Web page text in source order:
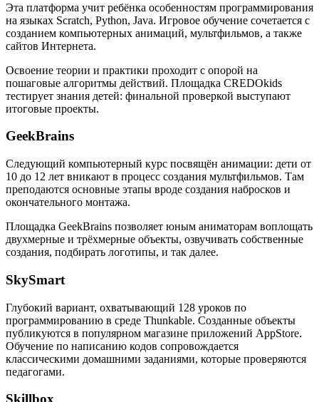
Эта платформа учит ребёнка особенностям программирования
на языках Scratch, Python, Java. Игровое обучение сочетается с
созданием компьютерных анимаций, мультфильмов, а также
сайтов Интернета.
Освоение теории и практики проходит с опорой на
пошаговые алгоритмы действий. Площадка CREDOkids
тестирует знания детей: финальной проверкой выступают
итоговые проекты.
GeekBrains
Следующий компьютерный курс посвящён анимации: дети от
10 до 12 лет вникают в процесс создания мультфильмов. Там
преподаются основные этапы вроде создания набросков и
окончательного монтажа.
Площадка GeekBrains позволяет юным аниматорам воплощать
двухмерные и трёхмерные объекты, озвучивать собственные
создания, подбирать логотипы, и так далее.
SkySmart
Глубокий вариант, охватывающий 128 уроков по
программированию в среде Thunkable. Созданные объекты
публикуются в популярном магазине приложений AppStore.
Обучение по написанию кодов сопровождается
классическими домашними заданиями, которые проверяются
педагогами.
Skillbox